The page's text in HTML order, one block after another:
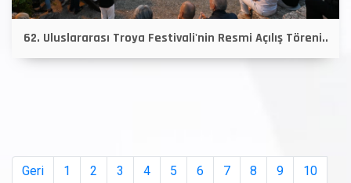
62. Uluslararası Troya Festivali'nin Resmi Açılış Töreni..
Geri 1 2 3 4 5 6 7 8 9
10